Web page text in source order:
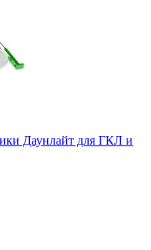
Даунлайт для ГКЛ и